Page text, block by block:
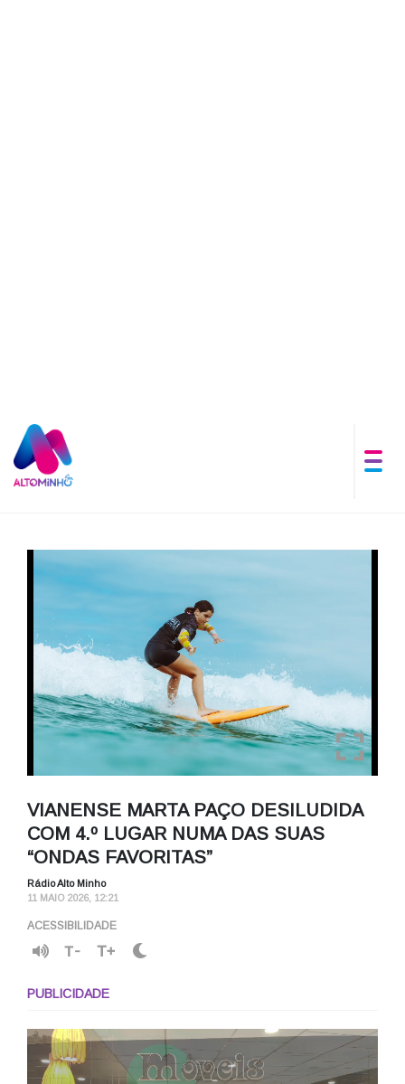
VIANENSE MARTA PAÇO DESILUDIDA
COM 4.º LUGAR NUMA DAS SUAS
“ONDAS FAVORITAS”
Rádio Alto Minho
11 MAIO 2026, 12:21
ACESSIBILIDADE
T- T+
PUBLICIDADE